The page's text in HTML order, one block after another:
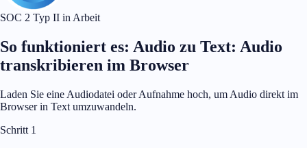
SOC 2 Typ II in Arbeit
So funktioniert es: Audio zu Text: Audio
transkribieren im Browser
Laden Sie eine Audiodatei oder Aufnahme hoch, um Audio direkt im
Browser in Text umzuwandeln.
Schritt 1